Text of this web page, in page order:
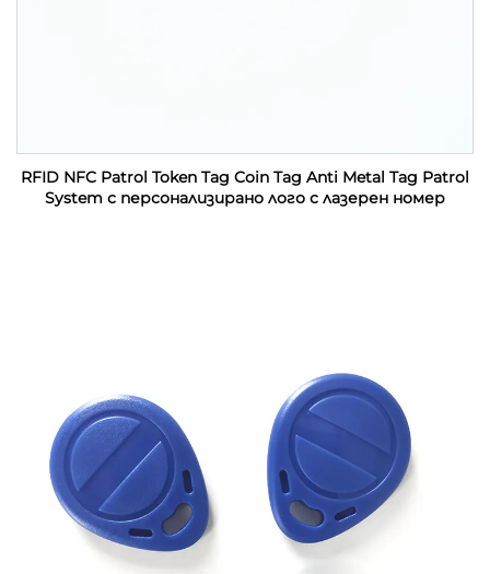
RFID NFC Patrol Token Tag Coin Tag Anti Metal Tag Patrol
System с персонализирано лого с лазерен номер